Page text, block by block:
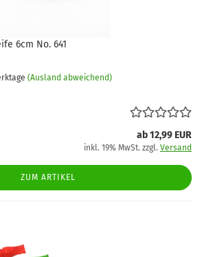
6cm No. 641
(Ausland abweichend)
ab 12,99 EUR
inkl. 19% MwSt. zzgl. Versand
ZUM ARTIKEL